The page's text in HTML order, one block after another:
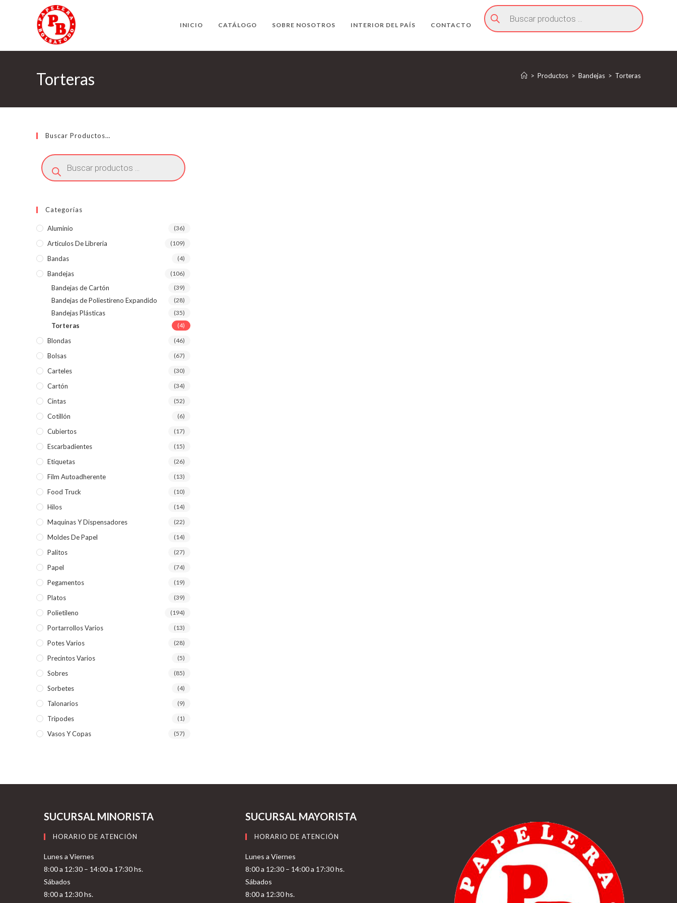
INICIO CATÁLOGO SOBRE NOSOTROS INTERIOR DEL PAÍS CONTACTO
Búsqueda
de
productos
Torteras > Productos > Bandejas > Torteras
Buscar Productos…
Búsqueda
de
productos
Categorías
Aluminio (36)
Articulos De Libreria (109)
Bandas (4)
Bandejas (106)
Bandejas de Cartón (39)
Bandejas de Poliestireno Expandido (28)
Bandejas Plásticas (35)
Torteras (4)
Blondas (46)
Bolsas (67)
Carteles (30)
Cartón (34)
Cintas (52)
Cotillón (6)
Cubiertos (17)
Escarbadientes (15)
Etiquetas (26)
Film Autoadherente (13)
Food Truck (10)
Hilos (14)
Maquinas Y Dispensadores (22)
Moldes De Papel (14)
Palitos (27)
Papel (74)
Pegamentos (19)
Platos (39)
Polietileno (194)
Portarrollos Varios (13)
Potes Varios (28)
Precintos Varios (5)
Sobres (85)
Sorbetes (4)
Talonarios (9)
Tripodes (1)
Vasos Y Copas (57)
SUCURSAL MINORISTA
HORARIO DE ATENCIÓN
Lunes a Viernes
8:00 a 12:30 – 14:00 a 17:30 hs.
Sábados
8:00 a 12:30 hs.
SUCURSAL MAYORISTA
HORARIO DE ATENCIÓN
Lunes a Viernes
8:00 a 12:30 – 14:00 a 17:30 hs.
Sábados
8:00 a 12:30 hs.